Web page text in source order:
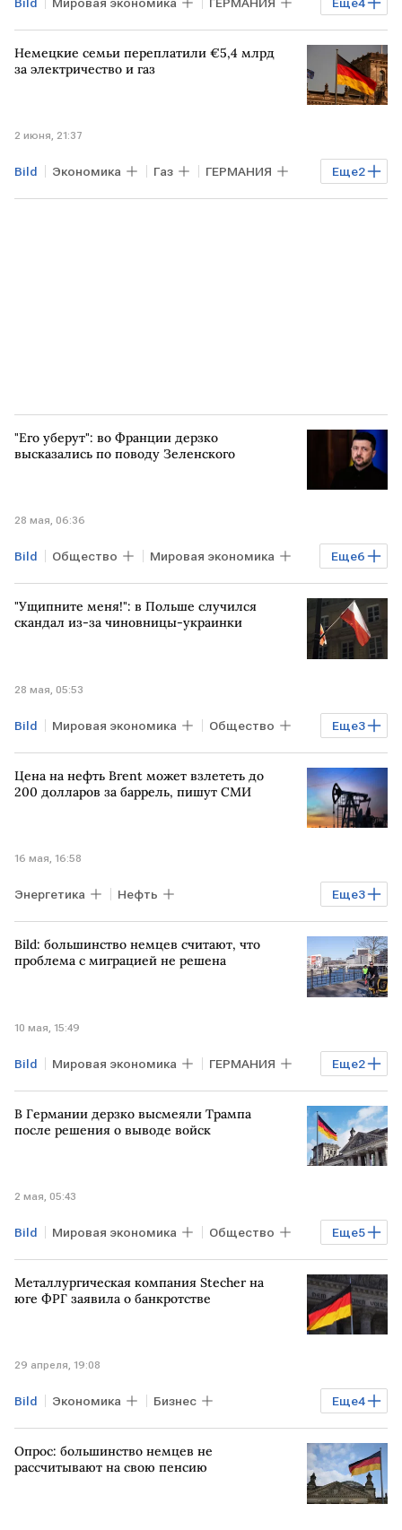
УКРАИНА Киев Фридрих Мерц
Бундестаг
Немецкие семьи переплатили €5,4 млрд
за электричество и газ
2 июня, 21:37
Еще2
Bild Экономика Газ ГЕРМАНИЯ
США ИЗРАИЛЬ
"Его уберут": во Франции дерзко
высказались по поводу Зеленского
28 мая, 06:36
Еще6
Bild Общество Мировая экономика
ГЕРМАНИЯ Киев САКСОНИЯ
Фридрих Мерц Владимир Зеленский
"Ущипните меня!": в Польше случился
скандал из-за чиновницы-украинки
28 мая, 05:53
Еще3
Bild Мировая экономика Общество
ПОЛЬША АФРИКА
БЛИЖНИЙ ВОСТОК
Цена на нефть Brent может взлететь до
200 долларов за баррель, пишут СМИ
16 мая, 16:58
Еще3
Энергетика Нефть
БЛИЖНИЙ ВОСТОК Ормузский пролив
ИРАН
Bild: большинство немцев считают, что
проблема с миграцией не решена
10 мая, 15:49
Еще2
Bild Мировая экономика ГЕРМАНИЯ
Фридрих Мерц ХДС/ХСС
В Германии дерзко высмеяли Трампа
после решения о выводе войск
2 мая, 05:43
Еще5
Bild Мировая экономика Общество
ГЕРМАНИЯ США ВАШИНГТОН
Дональд Трамп Пит Хегсет
Металлургическая компания Stecher на
юге ФРГ заявила о банкротстве
29 апреля, 19:08
Еще4
Bild Экономика Бизнес
Мировая экономика ГЕРМАНИЯ
БЛИЖНИЙ ВОСТОК ИРАН
Опрос: большинство немцев не
рассчитывают на свою пенсию